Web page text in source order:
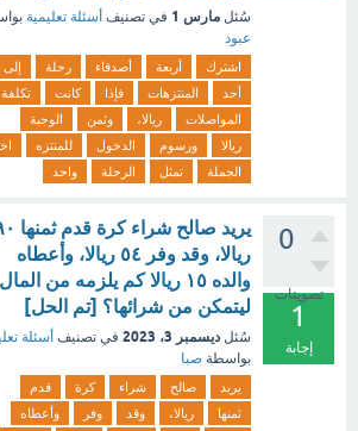
سُئل مارس 1 في تصنيف أسئلة تعليمية
عبود
اشترك أربعة أصدقاء رحلة
إلى
أحد
المنتزهات فإذا كانت
تكلفة
المواصلات
ريالا، وثمن
الوجبة
ريالا
ورسوم الدخول للمنتزه
الجملة
تمثل الرحلة واحد
0
تصويتات
1
إجابة
يريد صالح شراء
ريالا، وقد وفر ٥٤ ريالا، وأعطاه
والده ١٥ ريالا كم يلزمه من المال
ليتمكن من شرائها؟ [تم الحل]
سُئل ديسمبر 3، 2023 في تصنيف أسئلة
بواسطة صبا
يريد صالح شراء كرة
قدم
ثمنها
ريالا، وقد وفر
وأعطاه